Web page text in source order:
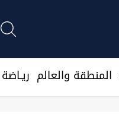
المنطقة والعالم ريـاضة